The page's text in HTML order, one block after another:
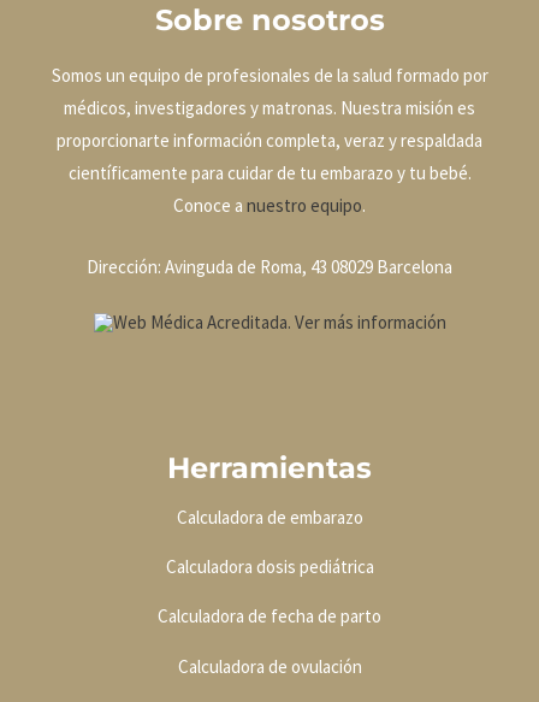
Sobre nosotros
Somos un equipo de profesionales de la salud formado por
médicos, investigadores y matronas. Nuestra misión es
proporcionarte información completa, veraz y respaldada
científicamente para cuidar de tu embarazo y tu bebé.
Conoce a nuestro equipo.
Dirección: Avinguda de Roma, 43 08029 Barcelona
Herramientas
Calculadora de embarazo
Calculadora dosis pediátrica
Calculadora de fecha de parto
Calculadora de ovulación